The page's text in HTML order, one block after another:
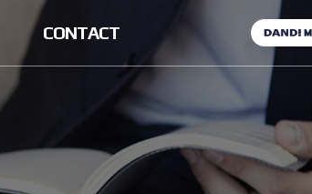
CONTACT